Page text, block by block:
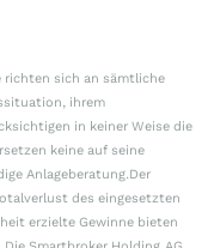
richten sich an sämtliche
ihrem
in keiner Weise die
keine auf seine
Anlageberatung.Der
des eingesetzten
erzielte Gewinne bieten